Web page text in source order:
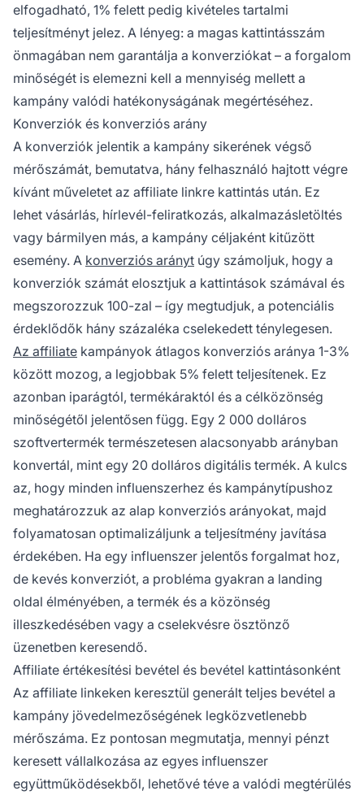
elfogadható, 1% felett pedig kivételes tartalmi
teljesítményt jelez. A lényeg: a magas kattintásszám
önmagában nem garantálja a konverziókat – a forgalom
minőségét is elemezni kell a mennyiség mellett a
kampány valódi hatékonyságának megértéséhez.
Konverziók és konverziós arány
A konverziók jelentik a kampány sikerének végső
mérőszámát, bemutatva, hány felhasználó hajtott végre
kívánt műveletet az affiliate linkre kattintás után. Ez
lehet vásárlás, hírlevél-feliratkozás, alkalmazásletöltés
vagy bármilyen más, a kampány céljaként kitűzött
esemény. A konverziós arányt úgy számoljuk, hogy a
konverziók számát elosztjuk a kattintások számával és
megszorozzuk 100-zal – így megtudjuk, a potenciális
érdeklődők hány százaléka cselekedett ténylegesen.
Az affiliate kampányok átlagos konverziós aránya 1-3%
között mozog, a legjobbak 5% felett teljesítenek. Ez
azonban iparágtól, termékáraktól és a célközönség
minőségétől jelentősen függ. Egy 2 000 dolláros
szoftvertermék természetesen alacsonyabb arányban
konvertál, mint egy 20 dolláros digitális termék. A kulcs
az, hogy minden influenszerhez és kampánytípushoz
meghatározzuk az alap konverziós arányokat, majd
folyamatosan optimalizáljunk a teljesítmény javítása
érdekében. Ha egy influenszer jelentős forgalmat hoz,
de kevés konverziót, a probléma gyakran a landing
oldal élményében, a termék és a közönség
illeszkedésében vagy a cselekvésre ösztönző
üzenetben keresendő.
Affiliate értékesítési bevétel és bevétel kattintásonként
Az affiliate linkeken keresztül generált teljes bevétel a
kampány jövedelmezőségének legközvetlenebb
mérőszáma. Ez pontosan megmutatja, mennyi pénzt
keresett vállalkozása az egyes influenszer
együttműködésekből, lehetővé téve a valódi megtérülés